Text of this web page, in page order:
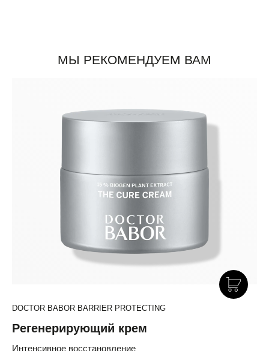
МЫ РЕКОМЕНДУЕМ ВАМ
DOCTOR BABOR BARRIER PROTECTING
Регенерирующий крем
Интенсивное восстановление